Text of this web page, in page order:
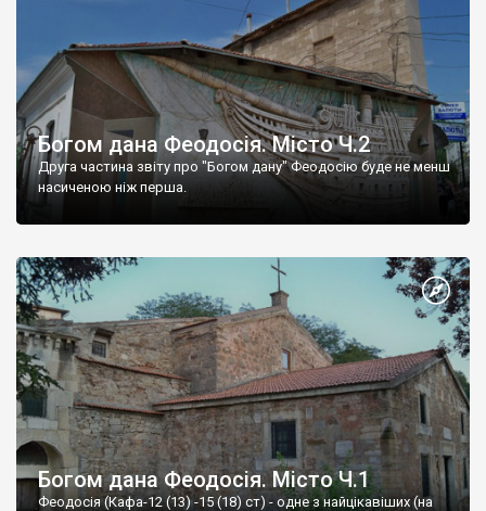
Богом дана Феодосія. Місто Ч.2
Друга частина звіту про "Богом дану" Феодосію буде не менш
насиченою ніж перша.
Богом дана Феодосія. Місто Ч.1
Феодосія (Кафа-12 (13) -15 (18) ст) - одне з найцікавіших (на